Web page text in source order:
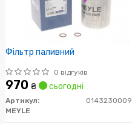
Фільтр паливний
0 відгуків
970 ₴ сьогодні
Артикул:
0143230009
MEYLE